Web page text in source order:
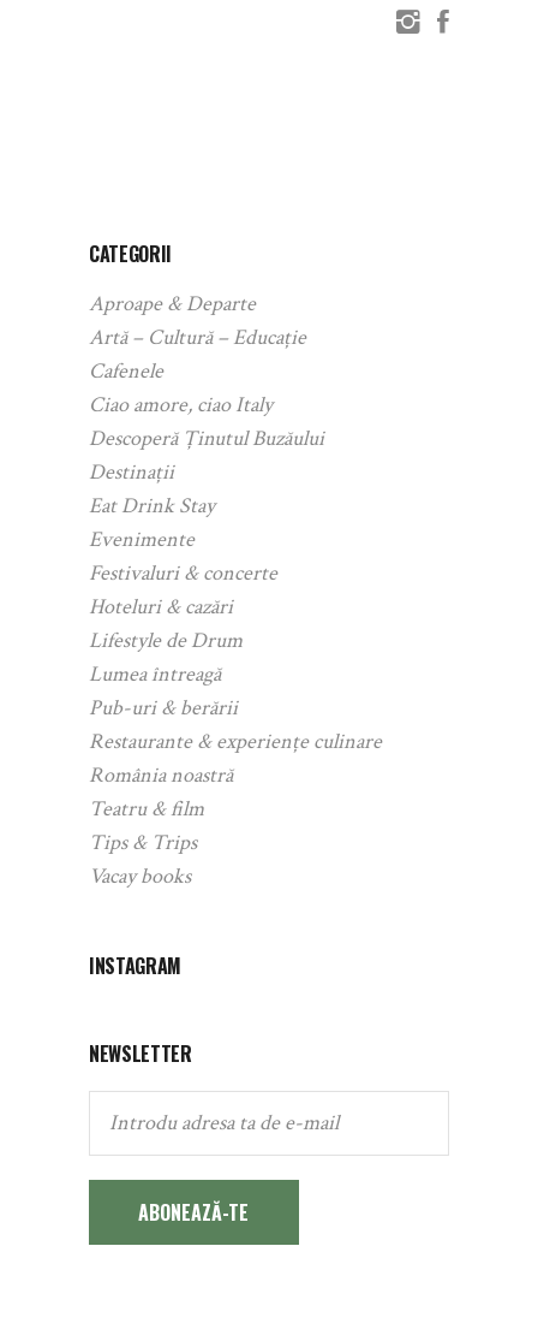
CATEGORII
Aproape & Departe
Artă – Cultură – Educație
Cafenele
Ciao amore, ciao Italy
Descoperă Ținutul Buzăului
Destinații
Eat Drink Stay
Evenimente
Festivaluri & concerte
Hoteluri & cazări
Lifestyle de Drum
Lumea întreagă
Pub-uri & berării
Restaurante & experiențe culinare
România noastră
Teatru & film
Tips & Trips
Vacay books
INSTAGRAM
NEWSLETTER
ABONEAZĂ-TE